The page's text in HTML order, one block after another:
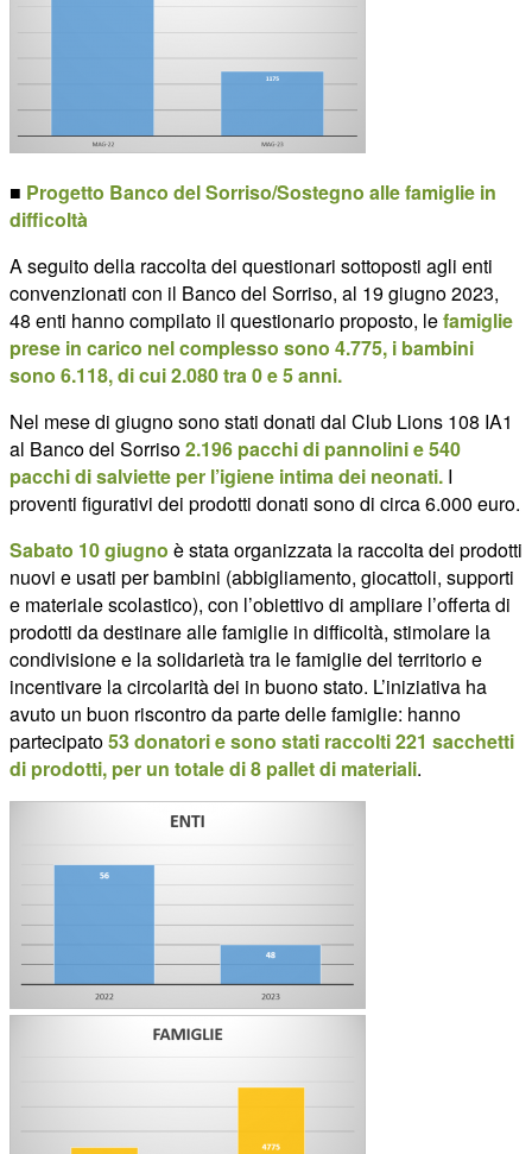
■ Progetto Banco del Sorriso/Sostegno alle famiglie in
difficoltà
A seguito della raccolta dei questionari sottoposti agli enti
convenzionati con il Banco del Sorriso, al 19 giugno 2023,
48 enti hanno compilato il questionario proposto, lefamiglie
prese in carico nel complesso sono 4.775, i bambini
sono 6.118, di cui 2.080 tra 0 e 5 anni.
Nel mese di giugno sono stati donati dal Club Lions 108 IA1
al Banco del Sorriso2.196 pacchi di pannolini e 540
pacchi di salviette per l’igiene intima dei neonati. I
proventi figurativi dei prodotti donati sono di circa 6.000 euro.
Sabato 10 giugno è stata organizzata la raccolta dei prodotti
nuovi e usati per bambini (abbigliamento, giocattoli, supporti
e materiale scolastico), con l’obiettivo di ampliare l’offerta di
prodotti da destinare alle famiglie in difficoltà, stimolare la
condivisione e la solidarietà tra le famiglie del territorio e
incentivare la circolarità dei in buono stato. L’iniziativa ha
avuto un buon riscontro da parte delle famiglie: hanno
partecipato53 donatori e sono stati raccolti 221 sacchetti
di prodotti, per un totale di 8 pallet di materiali.